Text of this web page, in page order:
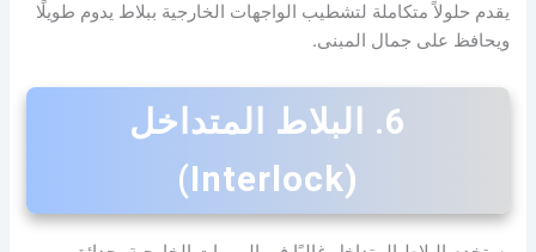
يقدم حلولاً متكاملة لتشطيب الواجهات الخارجية ببلاط يدوم طويلًا
ويحافظ على جمال المبنى.
6. البلاط المتداخل
(Interlock)